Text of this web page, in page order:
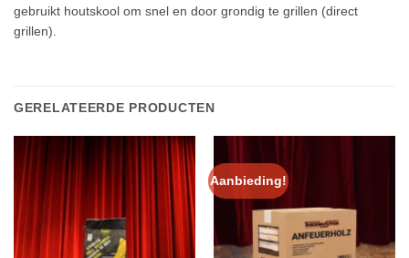
gebruikt houtskool om snel en door grondig te grillen (direct
grillen).
GERELATEERDE PRODUCTEN
Aanbieding!